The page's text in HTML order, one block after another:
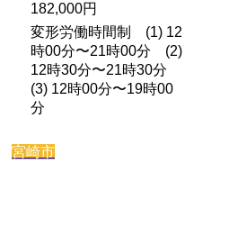
182,000円
変形労働時間制 (1) 12
時00分〜21時00分 (2)
12時30分〜21時30分
(3) 12時00分〜19時00
分
宮崎市